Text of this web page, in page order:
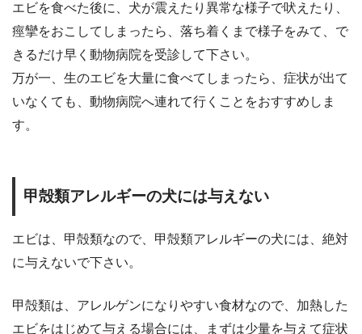
エビを食べた後に、犬が震えたり異常な様子で吠えたり、
痙攣をおこしてしまったら、落ち着くまで様子をみて、で
きるだけ早く動物病院を受診して下さい。
万が一、生のエビを大量に食べてしまったら、症状が出て
いなくても、動物病院へ連れて行くことをおすすめしま
す。
甲殻類アレルギーの犬には与えない
エビは、甲殻類なので、甲殻類アレルギーの犬には、絶対
に与えないで下さい。
甲殻類は、アレルゲンになりやすい食材なので、加熱した
エビをはじめて与える場合には、まずは少量を与えて症状